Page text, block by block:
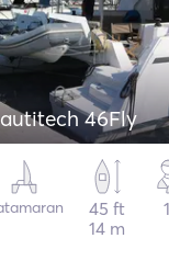
46Fly
45 ft
14 m